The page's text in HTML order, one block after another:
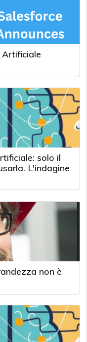
Artificiale
solo il
L'indagine
non è